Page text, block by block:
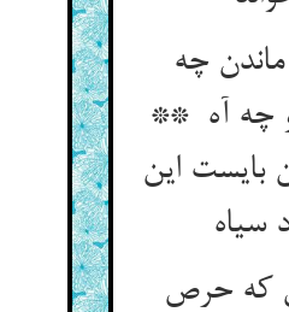
چه
چه آه **
بایست این
که حرص